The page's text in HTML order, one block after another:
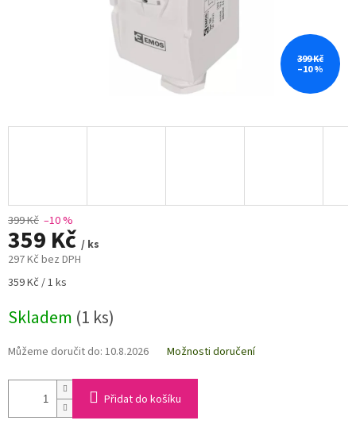
399 Kč
–10 %
399 Kč –10 %
359 Kč / ks
297 Kč bez DPH
Měrná
359 Kč / 1 ks
Skladem (1 ks)
Můžeme doručit do: 10.8.2026 Možnosti doručení
Přidat do košíku